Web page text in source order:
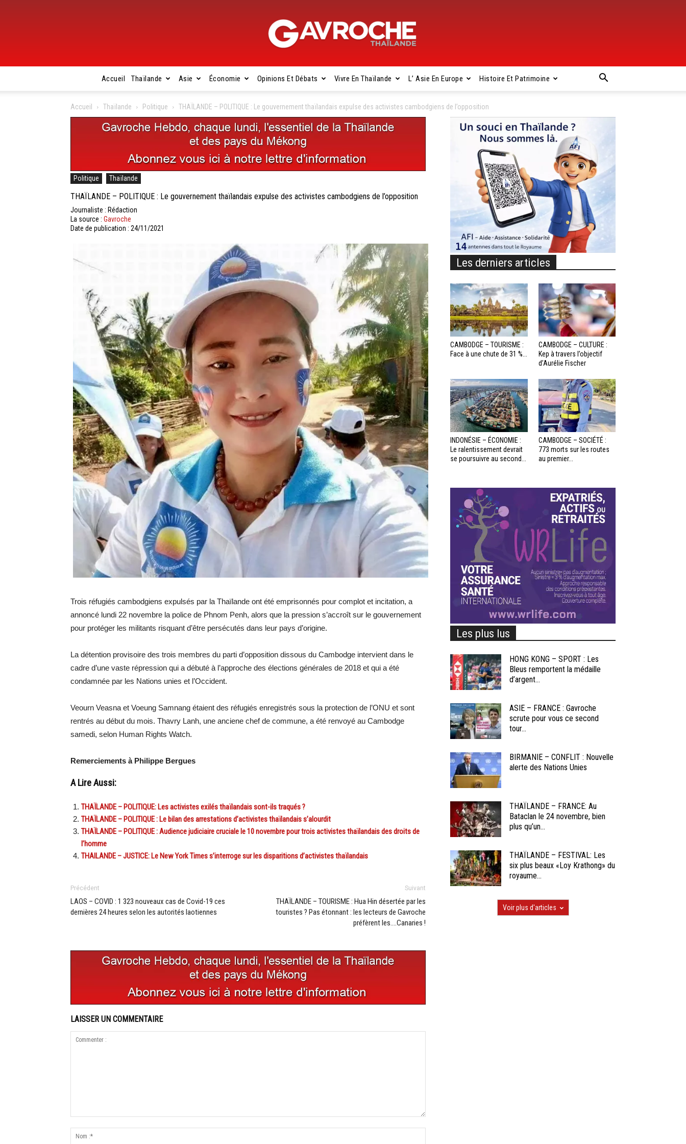
Gavroche
Accueil Thaïlande Asie Économie Opinions Et Débats Vivre En Thaïlande L’ Asie En Europe Histoire Et Patrimoine
Accueil Thaïlande Politique THAÏLANDE – POLITIQUE : Le gouvernement thaïlandais expulse des activistes cambodgiens de l’opposition
Politique Thaïlande
THAÏLANDE – POLITIQUE : Le gouvernement thaïlandais expulse des activistes cambodgiens de l’opposition
Journaliste : Rédaction
La source : Gavroche
Date de publication : 24/11/2021
Trois réfugiés cambodgiens expulsés par la Thaïlande ont été emprisonnés pour complot et incitation, a
annoncé lundi 22 novembre la police de Phnom Penh, alors que la pression s’accroît sur le gouvernement
pour protéger les militants risquant d’être persécutés dans leur pays d’origine.
La détention provisoire des trois membres du parti d’opposition dissous du Cambodge intervient dans le
cadre d’une vaste répression qui a débuté à l’approche des élections générales de 2018 et qui a été
condamnée par les Nations unies et l’Occident.
Veourn Veasna et Voeung Samnang étaient des réfugiés enregistrés sous la protection de l’ONU et sont
rentrés au début du mois. Thavry Lanh, une anciene chef de commune, a été renvoyé au Cambodge
samedi, selon Human Rights Watch.
Remerciements à Philippe Bergues
A Lire Aussi:
THAÏLANDE – POLITIQUE: Les activistes exilés thaïlandais sont-ils traqués ?
THAÏLANDE – POLITIQUE : Le bilan des arrestations d’activistes thaïlandais s’alourdit
THAÏLANDE – POLITIQUE : Audience judiciaire cruciale le 10 novembre pour trois activistes thaïlandais des droits de
l’homme
THAILANDE – JUSTICE: Le New York Times s’interroge sur les disparitions d’activistes thaïlandais
Précédent
LAOS – COVID : 1 323 nouveaux cas de Covid-19 ces
dernières 24 heures selon les autorités laotiennes
Suivant
THAÏLANDE – TOURISME : Hua Hin désertée par les
touristes ? Pas étonnant : les lecteurs de Gavroche
préfèrent les….Canaries !
LAISSER UN COMMENTAIRE
Les derniers articles
CAMBODGE – TOURISME :
Face à une chute de 31 %...
CAMBODGE – CULTURE :
Kep à travers l’objectif
d’Aurélie Fischer
INDONÉSIE – ÉCONOMIE :
Le ralentissement devrait
se poursuivre au second...
CAMBODGE – SOCIÉTÉ :
773 morts sur les routes
au premier...
Les plus lus
HONG KONG – SPORT : Les
Bleus remportent la médaille
d’argent...
ASIE – FRANCE : Gavroche
scrute pour vous ce second
tour...
BIRMANIE – CONFLIT : Nouvelle
alerte des Nations Unies
THAÏLANDE – FRANCE: Au
Bataclan le 24 novembre, bien
plus qu’un...
THAÏLANDE – FESTIVAL: Les
six plus beaux «Loy Krathong» du
royaume...
Voir plus d'articles